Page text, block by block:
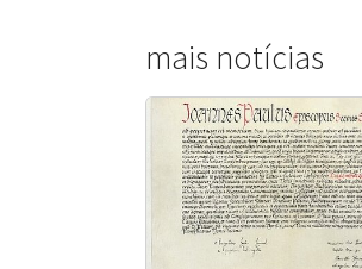
mais notícias